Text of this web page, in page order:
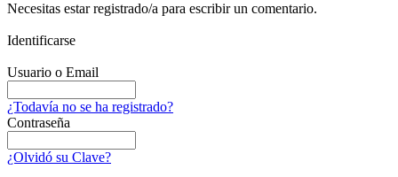
Necesitas estar registrado/a para escribir un comentario.
Identificarse
Usuario o Email
¿Todavía no se ha registrado?
Contraseña
¿Olvidó su Clave?